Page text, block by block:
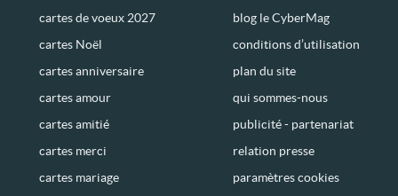
cartes de voeux 2027
cartes Noël
cartes anniversaire
cartes amour
cartes amitié
cartes merci
cartes mariage
blog le CyberMag
conditions d’utilisation
plan du site
qui sommes-nous
publicité - partenariat
relation presse
paramètres cookies